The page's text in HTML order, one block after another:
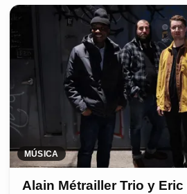
MÚSICA
Alain Métrailler Trio y